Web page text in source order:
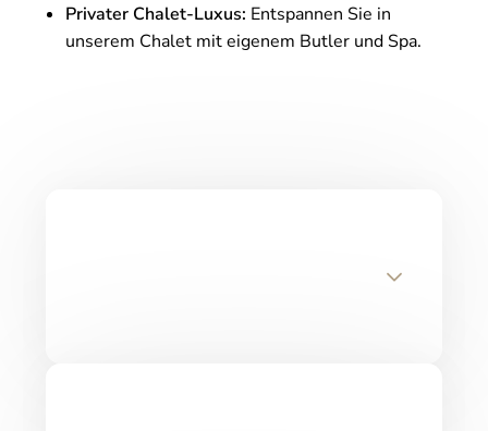
Privater Chalet-Luxus: Entspannen Sie in
unserem Chalet mit eigenem Butler und Spa.